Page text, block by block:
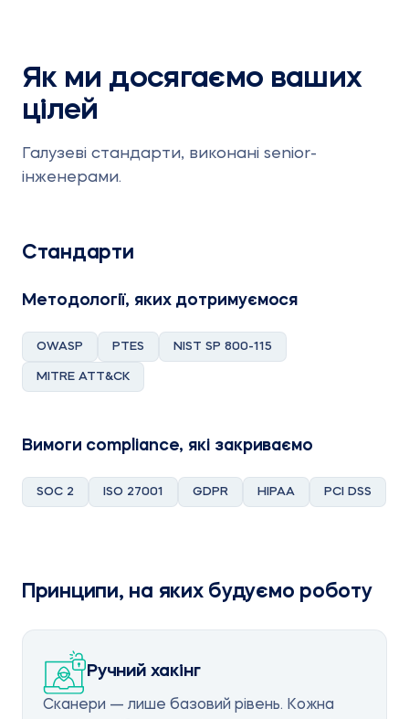
Як ми досягаємо ваших
цілей
Галузеві стандарти, виконані senior-
інженерами.
Стандарти
Методології, яких дотримуємося
OWASP PTES NIST SP 800-115
MITRE ATT&CK
Вимоги compliance, які закриваємо
SOC 2 ISO 27001 GDPR HIPAA PCI DSS
Принципи, на яких будуємо роботу
Ручний хакінг
Сканери — лише базовий рівень. Кожна